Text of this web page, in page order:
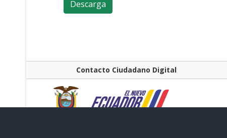
Contacto Ciudadano Digital